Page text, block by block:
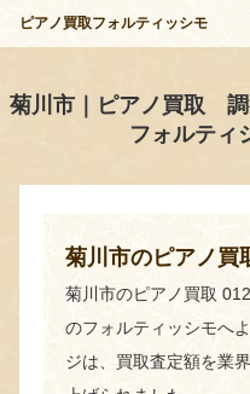
ピアノ買取フォルティッシモ
菊川市｜ピアノ買取
フォルティ
菊川市のピアノ買
菊川市のピアノ買取
のフォルティッシモへ
ジは、買取査定額を業